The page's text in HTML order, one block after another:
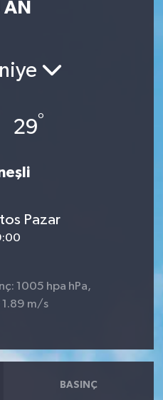
AN
29°
Pazar
1005 hpa hPa,
1.89 m/s
BASINÇ